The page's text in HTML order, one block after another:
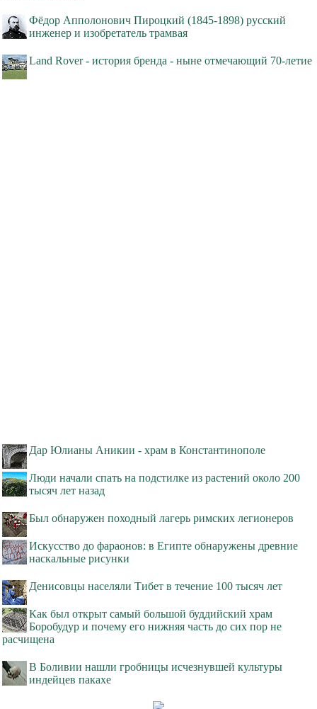
Фёдор Апполонович Пироцкий (1845-1898) русский
инженер и изобретатель трамвая
Land Rover - история бренда - ныне отмечающий 70-летие
Дар Юлианы Аникии - храм в Константинополе
Люди начали спать на подстилке из растений около 200
тысяч лет назад
Был обнаружен походный лагерь римских легионеров
Искусство до фараонов: в Египте обнаружены древние
наскальные рисунки
Денисовцы населяли Тибет в течение 100 тысяч лет
Как был открыт самый большой буддийский храм
Боробудур и почему его нижняя часть до сих пор не
расчищена
В Боливии нашли гробницы исчезнувшей культуры
индейцев пакахе